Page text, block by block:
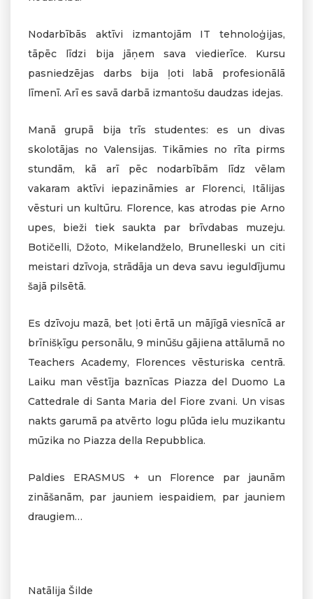
Nodarbībās aktīvi izmantojām IT tehnoloģijas,
tāpēc līdzi bija jāņem sava viedierīce. Kursu
pasniedzējas darbs bija ļoti labā profesionālā
līmenī. Arī es savā darbā izmantošu daudzas idejas.
Manā grupā bija trīs studentes: es un divas
skolotājas no Valensijas. Tikāmies no rīta pirms
stundām, kā arī pēc nodarbībām līdz vēlam
vakaram aktīvi iepazināmies ar Florenci, Itālijas
vēsturi un kultūru. Florence, kas atrodas pie Arno
upes, bieži tiek saukta par brīvdabas muzeju.
Botičelli, Džoto, Mikelandželo, Brunelleski un citi
meistari dzīvoja, strādāja un deva savu ieguldījumu
šajā pilsētā.
Es dzīvoju mazā, bet ļoti ērtā un mājīgā viesnīcā ar
brīnišķīgu personālu, 9 minūšu gājiena attālumā no
Teachers Academy, Florences vēsturiska centrā.
Laiku man vēstīja baznīcas Piazza del Duomo La
Cattedrale di Santa Maria del Fiore zvani. Un visas
nakts garumā pa atvērto logu plūda ielu muzikantu
mūzika no Piazza della Repubblica.
Paldies ERASMUS + un Florence par jaunām
zināšanām, par jauniem iespaidiem, par jauniem
draugiem…
Natālija Šilde